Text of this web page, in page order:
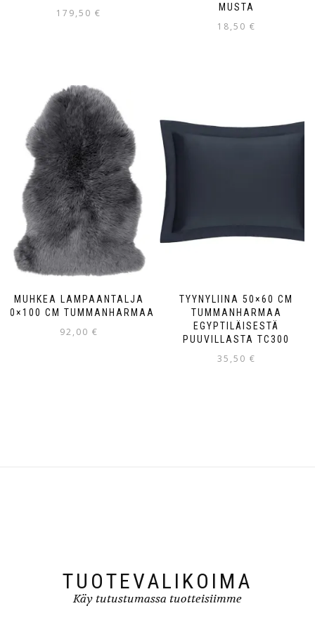
179,50 €
MUSTA
18,50 €
MUHKEA LAMPAANTALJA
60×100 CM TUMMANHARMAA
92,00 €
TYYNYLIINA 50×60 CM
TUMMANHARMAA
EGYPTILÄISESTÄ
PUUVILLASTA TC300
35,50 €
TUOTEVALIKOIMA
Käy tutustumassa tuotteisiimme